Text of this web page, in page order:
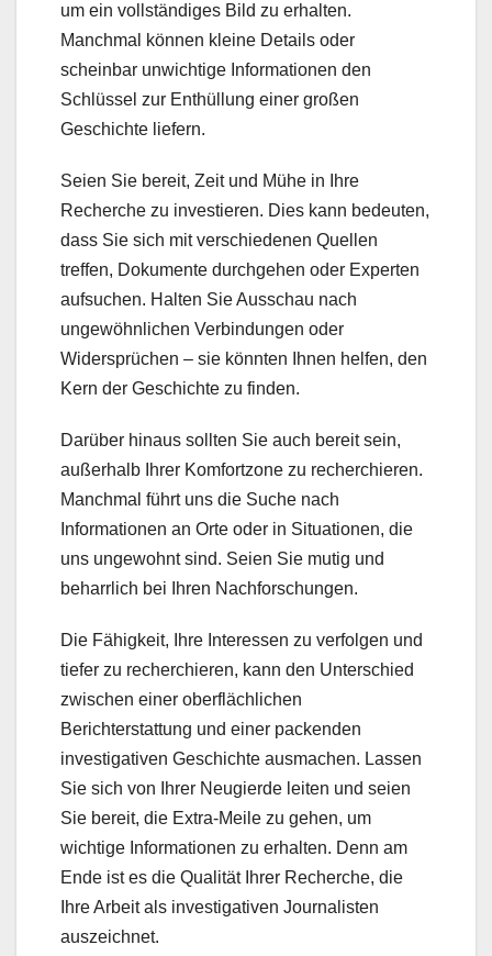
um ein vollständiges Bild zu erhalten.
Manchmal können kleine Details oder
scheinbar unwichtige Informationen den
Schlüssel zur Enthüllung einer großen
Geschichte liefern.
Seien Sie bereit, Zeit und Mühe in Ihre
Recherche zu investieren. Dies kann bedeuten,
dass Sie sich mit verschiedenen Quellen
treffen, Dokumente durchgehen oder Experten
aufsuchen. Halten Sie Ausschau nach
ungewöhnlichen Verbindungen oder
Widersprüchen – sie könnten Ihnen helfen, den
Kern der Geschichte zu finden.
Darüber hinaus sollten Sie auch bereit sein,
außerhalb Ihrer Komfortzone zu recherchieren.
Manchmal führt uns die Suche nach
Informationen an Orte oder in Situationen, die
uns ungewohnt sind. Seien Sie mutig und
beharrlich bei Ihren Nachforschungen.
Die Fähigkeit, Ihre Interessen zu verfolgen und
tiefer zu recherchieren, kann den Unterschied
zwischen einer oberflächlichen
Berichterstattung und einer packenden
investigativen Geschichte ausmachen. Lassen
Sie sich von Ihrer Neugierde leiten und seien
Sie bereit, die Extra-Meile zu gehen, um
wichtige Informationen zu erhalten. Denn am
Ende ist es die Qualität Ihrer Recherche, die
Ihre Arbeit als investigativen Journalisten
auszeichnet.